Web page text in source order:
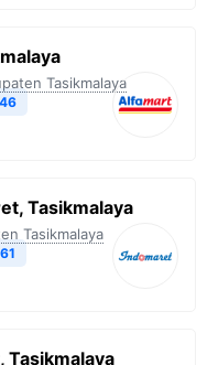
Tasikmalaya
Tasikmalaya
Tasikmalaya
Tasikmalaya